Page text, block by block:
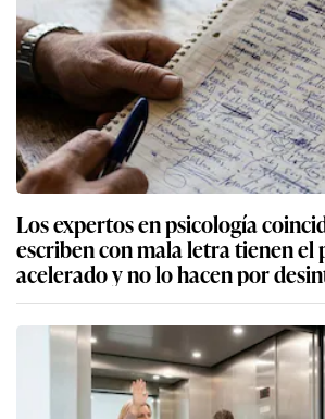
Los expertos en psicología
escriben con mala letra tienen el
acelerado y no lo hacen por